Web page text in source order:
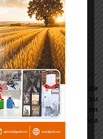
TUDELA
Artículo siguiente
Los niños de cuarto de
primaria se quedan sin su
día de fiestas en
Villafranca